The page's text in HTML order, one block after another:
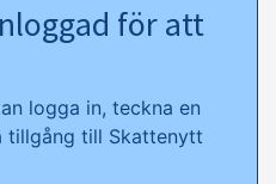
för att
logga in, teckna en
tillgång till Skattenytt